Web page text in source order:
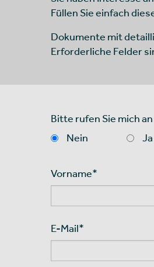
Füllen Sie einfach
Dokumente mit
Erforderliche Felder
Bitte rufen Sie mich an
Nein
Ja
Vorname*
E-Mail*